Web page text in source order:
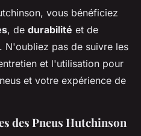
vous bénéficiez
, de durabilité et de
. N'oubliez pas de suivre les
et l'utilisation pour
et votre expérience de
des Pneus Hutchinson